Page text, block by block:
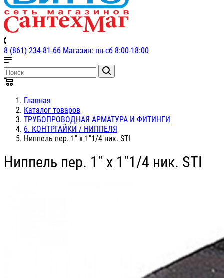
8 (861) 234-81-66 Магазин: пн-сб 8:00-18:00
Главная
Каталог товаров
ТРУБОПРОВОДНАЯ АРМАТУРА И ФИТИНГИ
6. КОНТРГАЙКИ / НИППЕЛЯ
Ниппель пер. 1" х 1"1/4 ник. STI
Ниппель пер. 1" х 1"1/4 ник. STI